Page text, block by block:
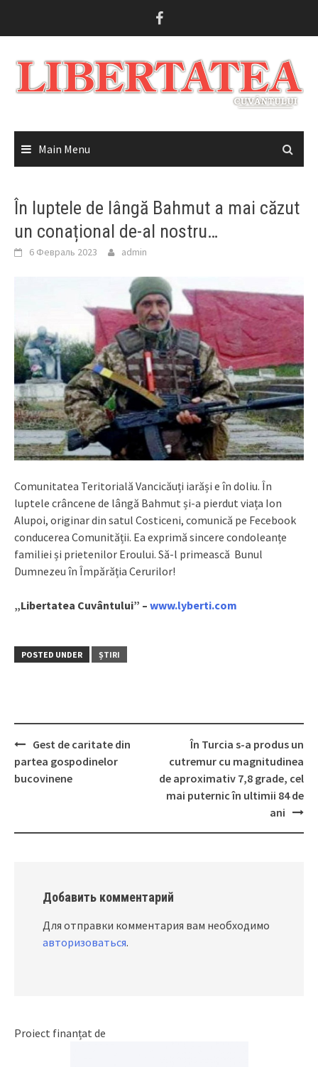
Main Menu
În luptele de lângă Bahmut a mai căzut
un conațional de-al nostru…
6 Февраль 2023 admin
Comunitatea Teritorială Vancicăuți iarăși e în doliu. În
luptele crâncene de lângă Bahmut și-a pierdut viața Ion
Alupoi, originar din satul Costiceni, comunică pe Fecebook
conducerea Comunității. Ea exprimă sincere condoleanțe
familiei și prietenilor Eroului. Să-l primească Bunul
Dumnezeu în Împărăția Cerurilor!
„Libertatea Cuvântului” – www.lyberti.com
POSTED UNDER ȘTIRI
Post
navigation
Gest de caritate din
partea gospodinelor
bucovinene
În Turcia s-a produs un
cutremur cu magnitudinea
de aproximativ 7,8 grade, cel
mai puternic în ultimii 84 de
ani
Добавить комментарий
Для отправки комментария вам необходимо
авторизоваться.
Proiect finanțat de